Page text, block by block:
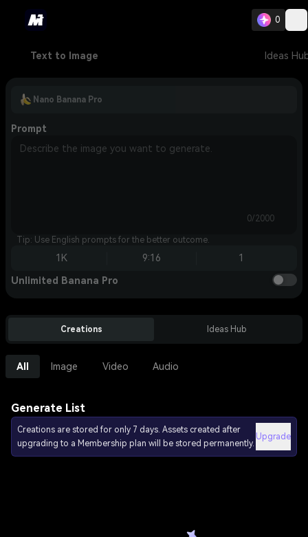
0
Text to Image Ideas
Nano Banana Pro
Prompt
0/2000
Tip: Use English prompts for the better outcome.
1K 9:16 1
Unlimited Banana Pro
Creations Ideas Hub
All Image Video Audio
Generate List
Creations are stored for only 7 days. Assets created after
upgrading to a Membership plan will be stored permanently.
Upgrade